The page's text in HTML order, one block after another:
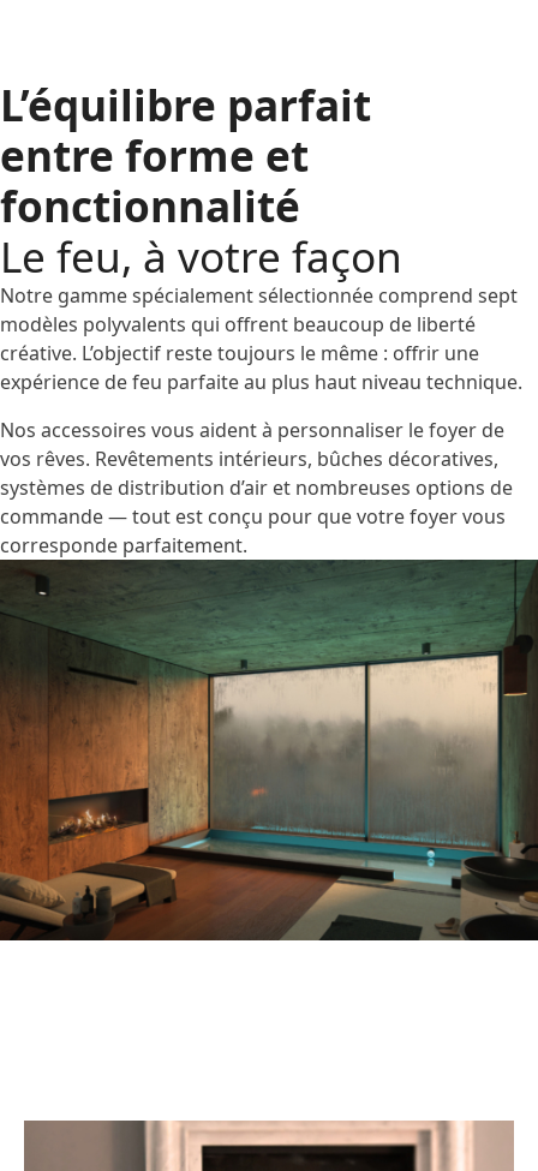
L’équilibre parfait
entre forme et
fonctionnalité
Le feu, à votre façon
Notre gamme spécialement sélectionnée comprend sept
modèles polyvalents qui offrent beaucoup de liberté
créative. L’objectif reste toujours le même : offrir une
expérience de feu parfaite au plus haut niveau technique.
Nos accessoires vous aident à personnaliser le foyer de
vos rêves. Revêtements intérieurs, bûches décoratives,
systèmes de distribution d’air et nombreuses options de
commande — tout est conçu pour que votre foyer vous
corresponde parfaitement.